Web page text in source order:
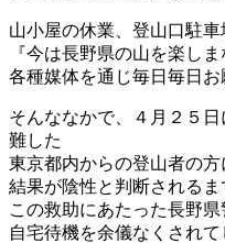
山小屋の休業、登山口駐車
『今は長野県の山を楽し
各種媒体を通じ毎日毎日お
そんななかで、４月２５
難した
東京都内からの登山者の
結果が陰性と判断されるま
この救助にあたった長野
自宅待機を余儀なくされ